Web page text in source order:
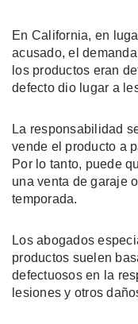
En California, en
acusado, el
los productos eran
defecto dio lugar a
La responsabilidad
vende el producto a
Por lo tanto, puede
una venta de garaje
temporada.
Los abogados
productos suelen
defectuosos en la
lesiones y otros